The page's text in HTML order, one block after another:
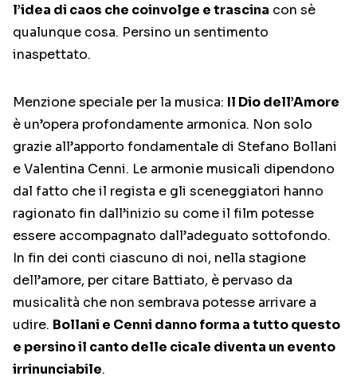
l’idea di caos che coinvolge e trascina con sè
qualunque cosa. Persino un sentimento
inaspettato.
Menzione speciale per la musica: Il Dio dell’Amore
è un’opera profondamente armonica. Non solo
grazie all’apporto fondamentale di Stefano Bollani
e Valentina Cenni. Le armonie musicali dipendono
dal fatto che il regista e gli sceneggiatori hanno
ragionato fin dall’inizio su come il film potesse
essere accompagnato dall’adeguato sottofondo.
In fin dei conti ciascuno di noi, nella stagione
dell’amore, per citare Battiato, è pervaso da
musicalità che non sembrava potesse arrivare a
udire. Bollani e Cenni danno forma a tutto questo
e persino il canto delle cicale diventa un evento
irrinunciabile.